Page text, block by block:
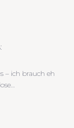
– ich brauch eh